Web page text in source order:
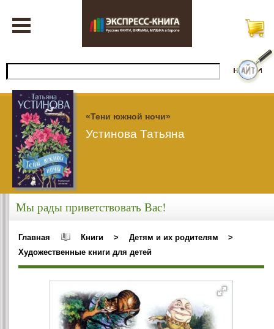
«Тени южной ночи»
Устинова Татьяна
Мы рады приветствовать Вас!
Главная Книги > Детям и их родителям
>
Художественные книги для детей